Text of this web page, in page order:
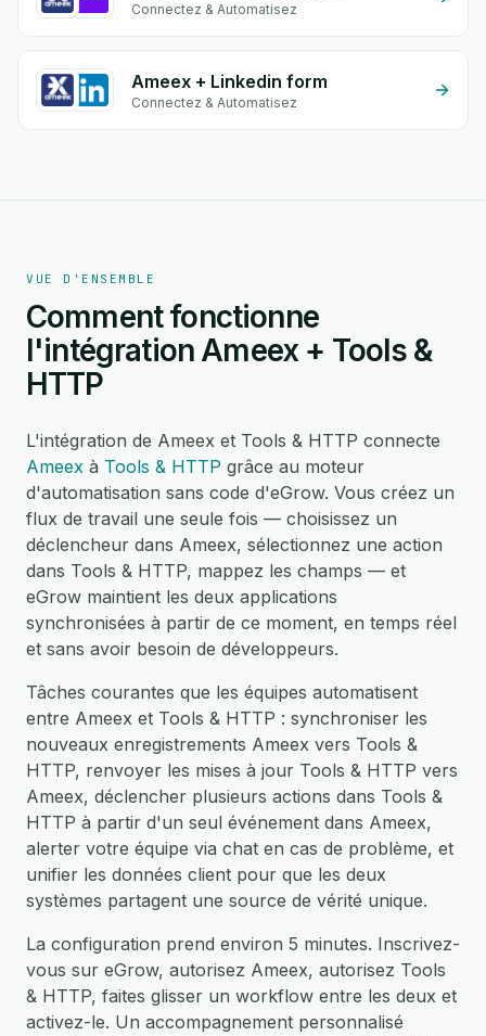
Connectez & Automatisez
Ameex + Linkedin form
Connectez & Automatisez
VUE D'ENSEMBLE
Comment fonctionne
l'intégration Ameex + Tools &
HTTP
L'intégration de Ameex et Tools & HTTP connecte
Ameex à Tools & HTTP grâce au moteur
d'automatisation sans code d'eGrow. Vous créez un
flux de travail une seule fois — choisissez un
déclencheur dans Ameex, sélectionnez une action
dans Tools & HTTP, mappez les champs — et
eGrow maintient les deux applications
synchronisées à partir de ce moment, en temps réel
et sans avoir besoin de développeurs.
Tâches courantes que les équipes automatisent
entre Ameex et Tools & HTTP : synchroniser les
nouveaux enregistrements Ameex vers Tools &
HTTP, renvoyer les mises à jour Tools & HTTP vers
Ameex, déclencher plusieurs actions dans Tools &
HTTP à partir d'un seul événement dans Ameex,
alerter votre équipe via chat en cas de problème, et
unifier les données client pour que les deux
systèmes partagent une source de vérité unique.
La configuration prend environ 5 minutes. Inscrivez-
vous sur eGrow, autorisez Ameex, autorisez Tools
& HTTP, faites glisser un workflow entre les deux et
activez-le. Un accompagnement personnalisé